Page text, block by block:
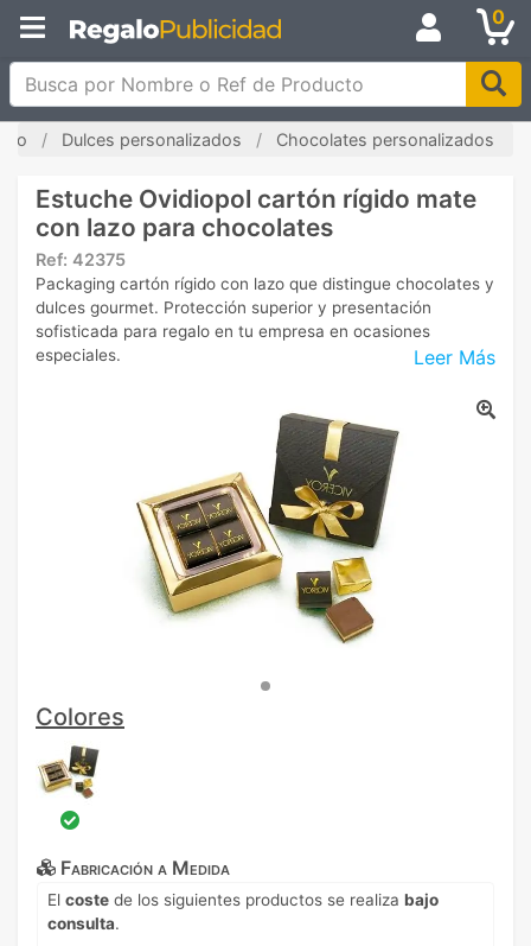
0
Busca por Nombre o Ref de Producto
Dulces personalizados Chocolates personalizados
Estuche Ovidiopol cartón rígido mate
con lazo para chocolates
Ref: 42375
Leer Más
Packaging cartón rígido con lazo que distingue chocolates y
dulces gourmet. Protección superior y presentación
sofisticada para regalo en tu empresa en ocasiones
especiales.
Colores
Fabricación a Medida
El coste de los siguientes productos se realiza bajo
consulta.